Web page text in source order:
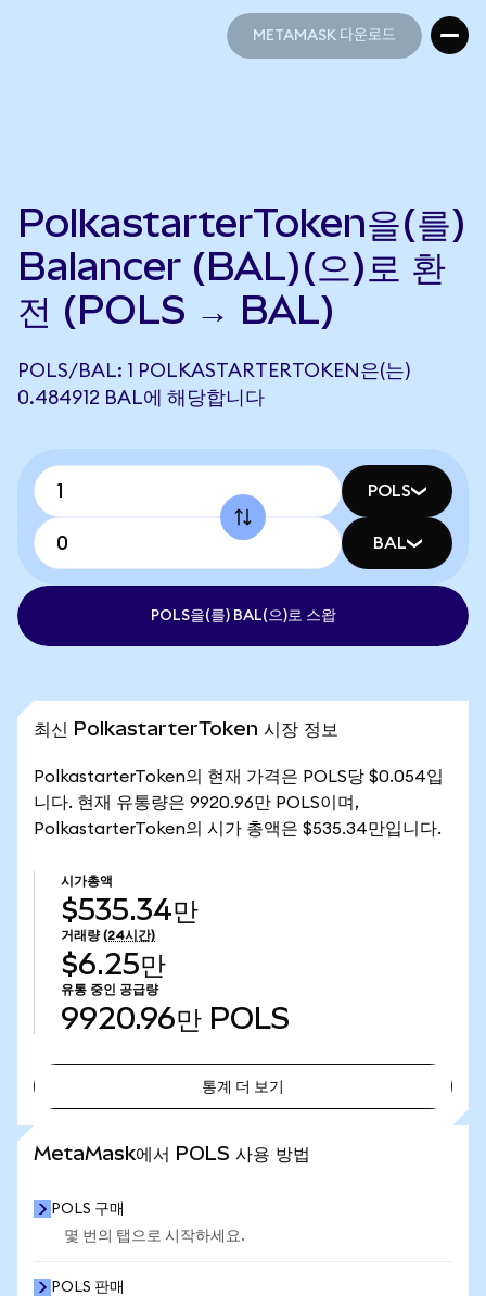
METAMASK 다운로드
PolkastarterToken을(를)
Balancer (BAL)(으)로 환
전 (POLS → BAL)
POLS/BAL: 1 POLKASTARTERTOKEN은(는)
0.484912 BAL에 해당합니다
POLS
BAL
POLS을(를) BAL(으)로 스왑
최신 PolkastarterToken 시장 정보
PolkastarterToken의 현재 가격은 POLS당 $0.054입
니다. 현재 유통량은 9920.96만 POLS이며,
PolkastarterToken의 시가 총액은 $535.34만입니다.
시가총액
$535.34만
거래량 (24시간)
$6.25만
유통 중인 공급량
9920.96만 POLS
통계 더 보기
MetaMask에서 POLS 사용 방법
POLS 구매
몇 번의 탭으로 시작하세요.
POLS 판매